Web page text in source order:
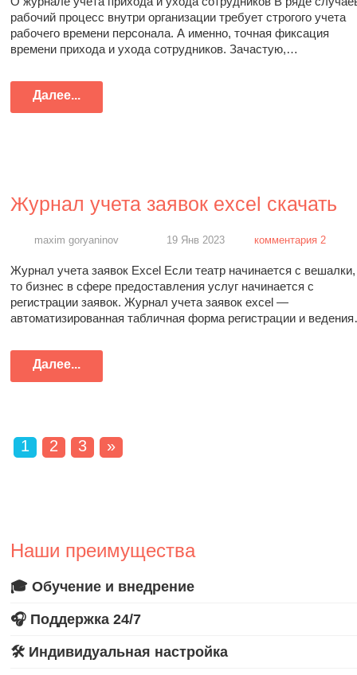
рабочий процесс внутри организации требует строгого учета
рабочего времени персонала. А именно, точная фиксация
времени прихода и ухода сотрудников. Зачастую,…
Далее...
Журнал учета заявок excel скачать
maxim goryaninov 19 Янв 2023 комментария 2
Журнал учета заявок Excel Если театр начинается с вешалки,
то бизнес в сфере предоставления услуг начинается с
регистрации заявок. Журнал учета заявок excel —
автоматизированная табличная форма регистрации и
Далее...
1 2 3 »
Наши преимущества
🎓 Обучение и внедрение
🎧 Поддержка 24/7
🛠️ Индивидуальная настройка